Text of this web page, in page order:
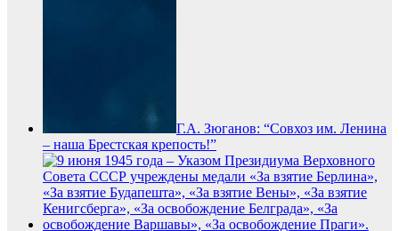
Г.А. Зюганов: “Совхоз им. Ленина
– наша Брестская крепость!”